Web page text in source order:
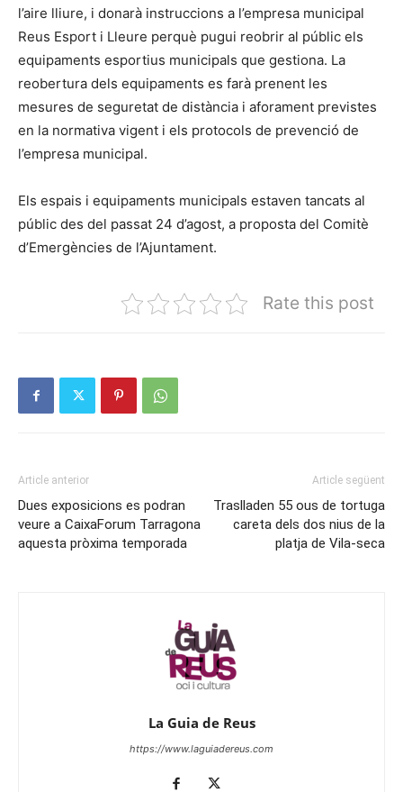
l’aire lliure, i donarà instruccions a l’empresa municipal
Reus Esport i Lleure perquè pugui reobrir al públic els
equipaments esportius municipals que gestiona. La
reobertura dels equipaments es farà prenent les
mesures de seguretat de distància i aforament previstes
en la normativa vigent i els protocols de prevenció de
l’empresa municipal.
Els espais i equipaments municipals estaven tancats al
públic des del passat 24 d’agost, a proposta del Comitè
d’Emergències de l’Ajuntament.
Rate this post
Article anterior
Dues exposicions es podran
veure a CaixaForum Tarragona
aquesta pròxima temporada
Article següent
Traslladen 55 ous de tortuga
careta dels dos nius de la
platja de Vila-seca
La Guia de Reus
https://www.laguiadereus.com